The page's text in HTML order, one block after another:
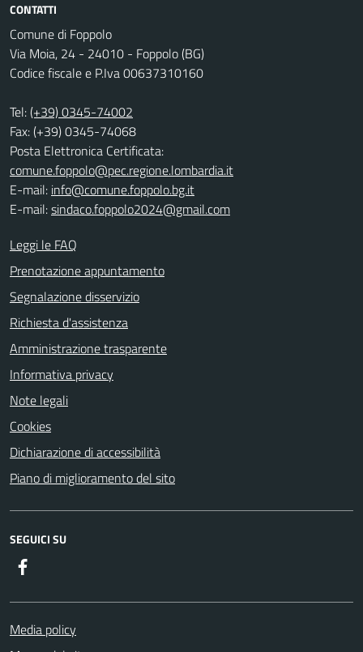
CONTATTI
Comune di Foppolo
Via Moia, 24 - 24010 - Foppolo (BG)
Codice fiscale e P.Iva 00637310160
Tel:(+39) 0345-74002
Fax: (+39) 0345-74068
Posta Elettronica Certificata:
comune.foppolo@pec.regione.lombardia.it
E-mail: info@comune.foppolo.bg.it
E-mail:sindaco.foppolo2024@gmail.com
Leggi le FAQ
Prenotazione appuntamento
Segnalazione disservizio
Richiesta d'assistenza
Amministrazione trasparente
Informativa privacy
Note legali
Cookies
Dichiarazione di accessibilità
Piano di miglioramento del sito
SEGUICI SU
Media policy